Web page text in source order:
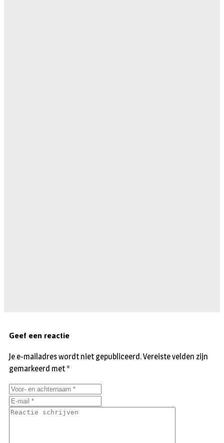
Geef een reactie
Je e-mailadres wordt niet gepubliceerd.Vereiste velden zijn
gemarkeerd met *